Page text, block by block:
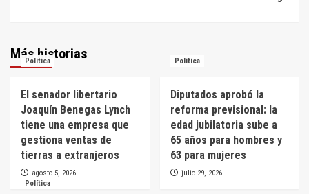
Más historias
Política
El senador libertario
Joaquín Benegas Lynch
tiene una empresa que
gestiona ventas de
tierras a extranjeros
agosto 5, 2026
Política
Diputados aprobó la
reforma previsional: la
edad jubilatoria sube a
65 años para hombres y
63 para mujeres
julio 29, 2026
Política